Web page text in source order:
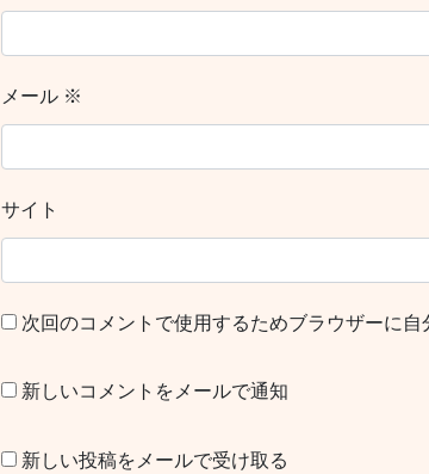
メール ※
サイト
次回のコメントで使用するためブラウザーに
新しいコメントをメールで通知
新しい投稿をメールで受け取る